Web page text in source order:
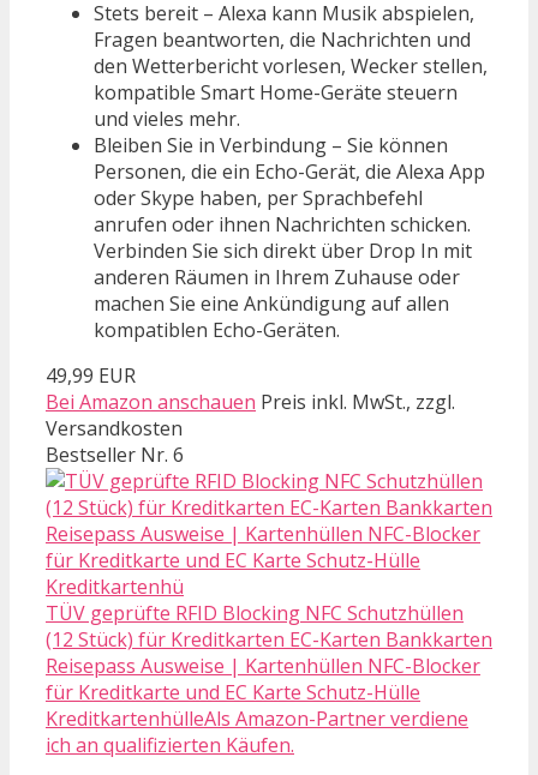
Stets bereit – Alexa kann Musik abspielen,
Fragen beantworten, die Nachrichten und
den Wetterbericht vorlesen, Wecker stellen,
kompatible Smart Home-Geräte steuern
und vieles mehr.
Bleiben Sie in Verbindung – Sie können
Personen, die ein Echo-Gerät, die Alexa App
oder Skype haben, per Sprachbefehl
anrufen oder ihnen Nachrichten schicken.
Verbinden Sie sich direkt über Drop In mit
anderen Räumen in Ihrem Zuhause oder
machen Sie eine Ankündigung auf allen
kompatiblen Echo-Geräten.
49,99 EUR
Bei Amazon anschauen Preis inkl. MwSt., zzgl.
Versandkosten
Bestseller Nr. 6
TÜV geprüfte RFID Blocking NFC Schutzhüllen
(12 Stück) für Kreditkarten EC-Karten Bankkarten
Reisepass Ausweise | Kartenhüllen NFC-Blocker
für Kreditkarte und EC Karte Schutz-Hülle
KreditkartenhülleAls Amazon-Partner verdiene
ich an qualifizierten Käufen.